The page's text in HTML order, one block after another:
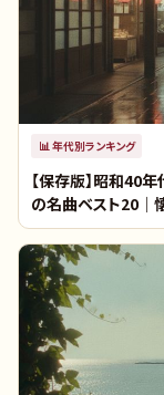
📊年代別ランキング
【保存版】昭和40
の名曲ベスト20｜